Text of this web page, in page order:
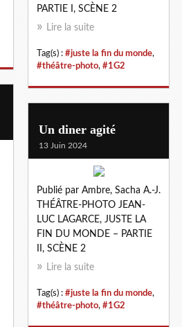
PARTIE I, SCÈNE 2
Lire la suite
Tag(s) : #juste la fin du monde,
#théâtre-photo, #1G2
Un diner agité
13 Juin 2024
Publié par Ambre, Sacha A.-J.
THÉÂTRE-PHOTO JEAN-
LUC LAGARCE, JUSTE LA
FIN DU MONDE – PARTIE
II, SCÈNE 2
Lire la suite
Tag(s) : #juste la fin du monde,
#théâtre-photo, #1G2